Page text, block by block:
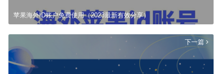
苹果海外ID账户免费使用（2023最新有效分享）
下一篇